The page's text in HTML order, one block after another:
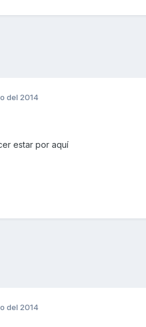
del 2014
estar por aquí
del 2014